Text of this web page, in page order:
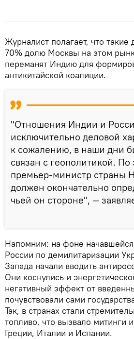
Журналист полагает, что такие
70% долю Москвы на этом
переманят Индию для
антикитайской коалиции.
"Отношения Индии и
исключительно деловой
к сожалению, в наши дни
связан с геополитикой.
премьер-министр страны
должен окончательно
чьей он стороне", —
Напомним: на фоне
России по демилитаризации
Запада начали вводить
Они коснулись и
негативный эффект от
почувствовали сами
Так, в странах стали
топливо, что вызвало митинги
Греции, Италии и Испании.